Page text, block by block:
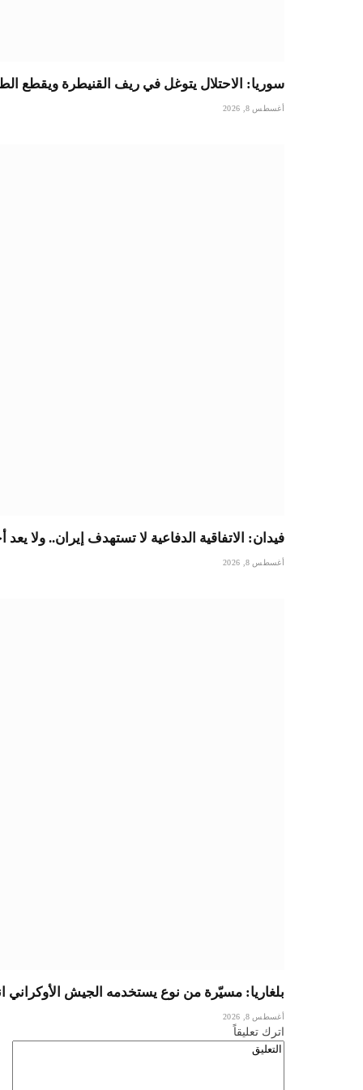
سوريا: الاحتلال يتوغل في ريف القنيطرة ويقطع
أغسطس 8, 2026
فيدان: الاتفاقية الدفاعية لا تستهدف إيران.. ولا
أغسطس 8, 2026
بلغاريا: مسيّرة من نوع يستخدمه الجيش الأوكراني
أغسطس 8, 2026
اترك تعليقاً